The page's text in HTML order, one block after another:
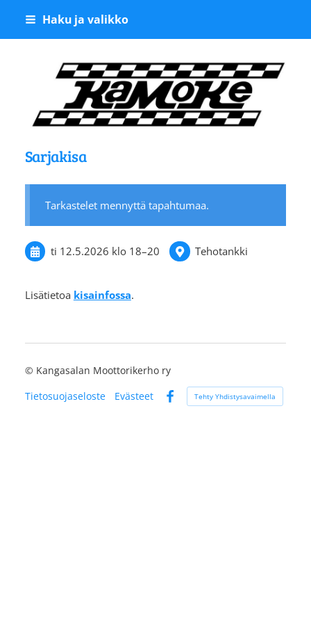
Siirry
Haku ja valikko
Kangasalan
Sarjakisa
Tarkastelet mennyttä tapahtumaa.
ti 12.5.2026 klo 18–20 Tehotankki
Lisätietoa kisainfossa.
© Kangasalan Moottorikerho ry
Tietosuojaseloste
Evästeet
Facebook
Tehty Yhdistysavaimella